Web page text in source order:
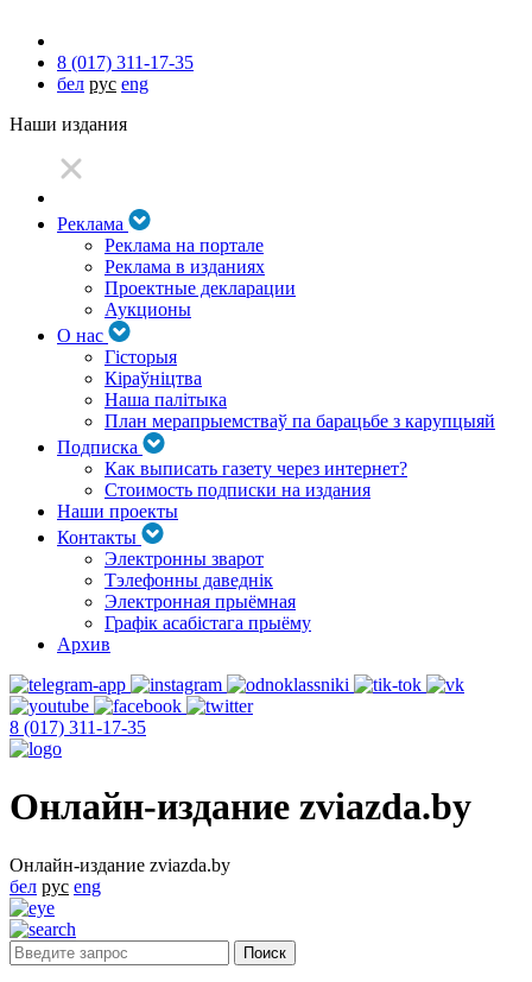
8 (017) 311-17-35
бел рус eng
Наши издания
Реклама
Реклама на портале
Реклама в изданиях
Проектные декларации
Аукционы
О нас
Гісторыя
Кіраўніцтва
Наша палітыка
План мерапрыемстваў па барацьбе з карупцыяй
Подписка
Как выписать газету через интернет?
Стоимость подписки на издания
Наши проекты
Контакты
Электронны зварот
Тэлефонны даведнік
Электронная прыёмная
Графік асабістага прыёму
Архив
8 (017) 311-17-35
Онлайн-издание zviazda.by
Онлайн-издание zviazda.by
бел рус eng